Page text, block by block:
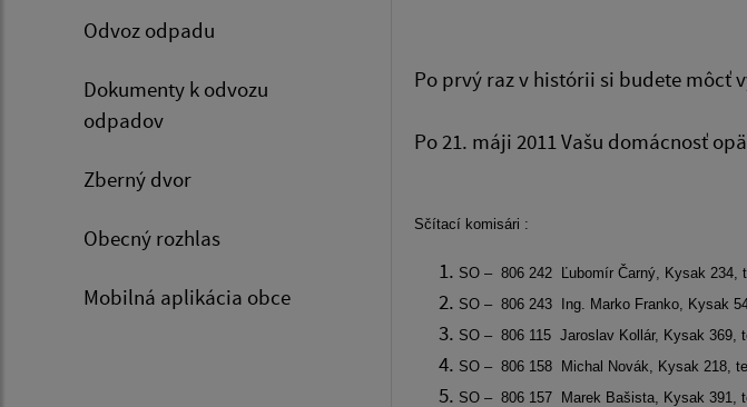
Odvoz odpadu
Dokumenty k odvozu
odpadov
Zberný dvor
Obecný rozhlas
Mobilná aplikácia obce
Po prvý raz v histórii si budete môcť
Po 21. máji 2011 Vašu domácnosť
Sčítací komisári :
SO – 806 242
Ľubomír Čarný, Kysak 234,
SO – 806 243
Ing. Marko Franko, Kysak
SO – 806 115 Jaroslav Kollár, Kysak 369,
SO – 806 158
Michal Novák, Kysak 218,
SO – 806 157
Marek Bašista, Kysak 391,